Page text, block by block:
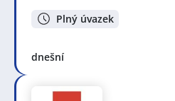
Plný úvazek
dnešní